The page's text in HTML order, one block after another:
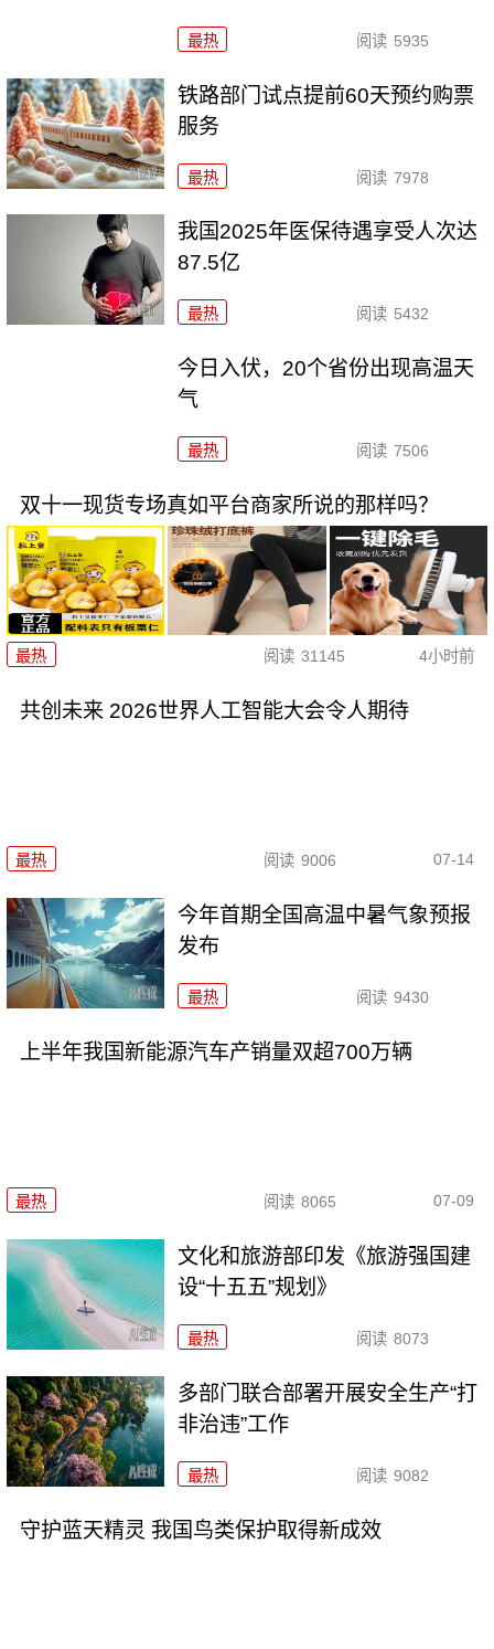
最热 阅读 5935
铁路部门试点提前60天预约购票
服务
最热 阅读 7978
我国2025年医保待遇享受人次达
87.5亿
最热 阅读 5432
今日入伏，20个省份出现高温天
气
最热 阅读 7506
双十一现货专场真如平台商家所说的那样吗？
最热 阅读 31145 4小时前
共创未来 2026世界人工智能大会令人期待
最热 阅读 9006 07-14
今年首期全国高温中暑气象预报
发布
最热 阅读 9430
上半年我国新能源汽车产销量双超700万辆
最热 阅读 8065 07-09
文化和旅游部印发《旅游强国建
设“十五五”规划》
最热 阅读 8073
多部门联合部署开展安全生产“打
非治违”工作
最热 阅读 9082
守护蓝天精灵 我国鸟类保护取得新成效